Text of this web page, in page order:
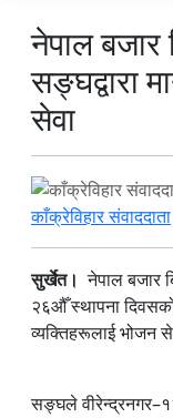
नेपाल बजार
सङ्घद्वारा
सेवा
काँक्रेविहार संवाददाता
सुर्खेत। नेपाल बजार
२६औँ स्थापना
व्यक्तिहरूलाई भोजन
सङ्घले